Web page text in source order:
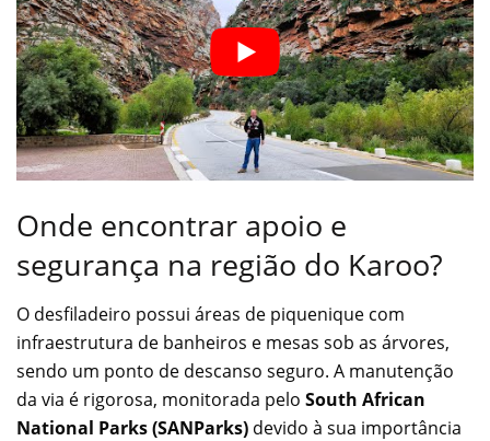
Onde encontrar apoio e
segurança na região do Karoo?
O desfiladeiro possui áreas de piquenique com
infraestrutura de banheiros e mesas sob as árvores,
sendo um ponto de descanso seguro. A manutenção
da via é rigorosa, monitorada pelo South African
National Parks (SANParks) devido à sua importância